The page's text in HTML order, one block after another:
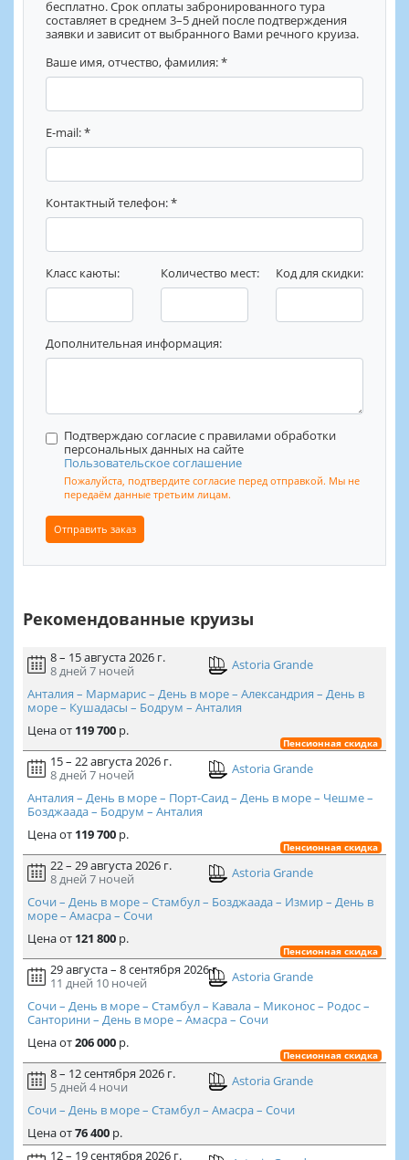
бесплатно. Срок оплаты забронированного тура
составляет в среднем 3–5 дней после подтверждения
заявки и зависит от выбранного Вами речного круиза.
Ваше имя, отчество, фамилия: *
E-mail: *
Контактный телефон: *
Класс каюты: Количество мест: Код для скидки:
Дополнительная информация:
Подтверждаю согласие с правилами обработки
персональных данных на сайте
Пользовательское соглашение
Пожалуйста, подтвердите согласие перед отправкой. Мы не
передаём данные третьим лицам.
Отправить заказ
Рекомендованные круизы
8 – 15 августа 2026 г.
8 дней 7 ночей
Astoria Grande
Анталия – Мармарис – День в море – Александрия – День в
море – Кушадасы – Бодрум – Анталия
Ценаот 119 700р.
Пенсионная скидка
15 – 22 августа 2026 г.
8 дней 7 ночей
Astoria Grande
Анталия – День в море – Порт-Саид – День в море – Чешме –
Бозджаада – Бодрум – Анталия
Ценаот 119 700р.
Пенсионная скидка
22 – 29 августа 2026 г.
8 дней 7 ночей
Astoria Grande
Сочи – День в море – Стамбул – Бозджаада – Измир – День в
море – Амасра – Сочи
Ценаот 121 800р.
Пенсионная скидка
29 августа – 8 сентября 2026 г.
11 дней 10 ночей
Astoria Grande
Сочи – День в море – Стамбул – Кавала – Миконос – Родос –
Санторини – День в море – Амасра – Сочи
Ценаот206 000р.
Пенсионная скидка
8 – 12 сентября 2026 г.
5 дней 4 ночи
Astoria Grande
Сочи – День в море – Стамбул – Амасра – Сочи
Ценаот76 400р.
12 – 19 сентября 2026 г.